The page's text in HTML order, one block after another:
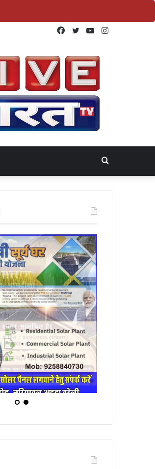
Instagram
YouTube
Twitter
Facebook
for